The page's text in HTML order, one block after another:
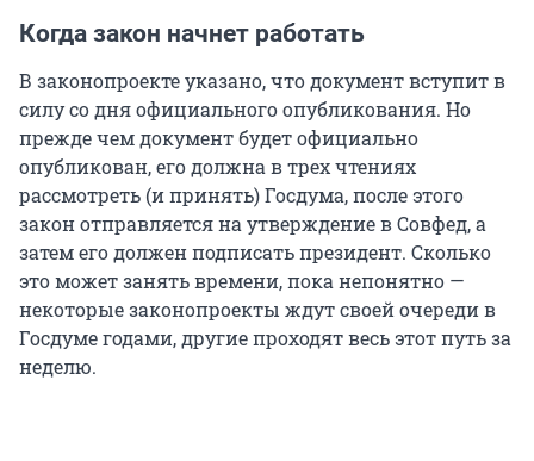
Когда закон начнет работать
В законопроекте указано, что документ вступит в
силу со дня официального опубликования. Но
прежде чем документ будет официально
опубликован, его должна в трех чтениях
рассмотреть (и принять) Госдума, после этого
закон отправляется на утверждение в Совфед, а
затем его должен подписать президент. Сколько
это может занять времени, пока непонятно —
некоторые законопроекты ждут своей очереди в
Госдуме годами, другие проходят весь этот путь за
неделю.